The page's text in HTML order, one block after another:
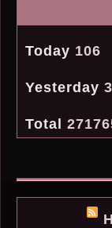
Today 106
Yesterday
Total